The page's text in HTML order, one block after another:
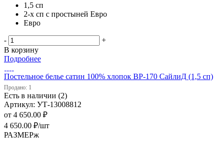
1,5 сп
2-х сп с простыней Евро
Евро
-
+
В корзину
Подробнее
Постельное белье сатин 100% хлопок ВP-170 СайлиД (1,5 сп)
Продано: 1
Есть в наличии (2)
Артикул: УТ-13008812
от 4 650.00 ₽
4 650.00 ₽/шт
РАЗМЕРж